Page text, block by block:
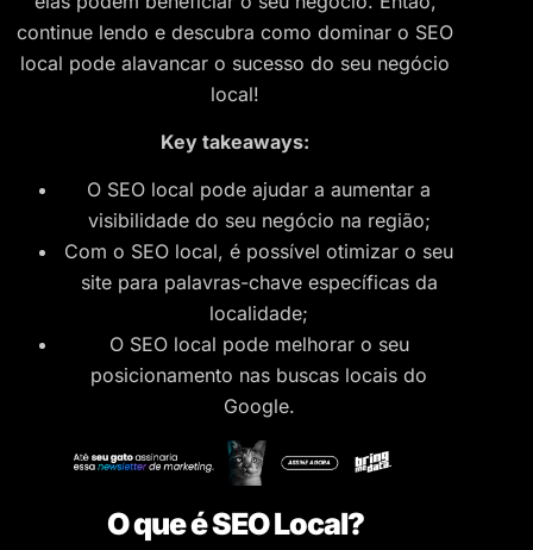
continue lendo e descubra como dominar o SEO
local pode alavancar o sucesso do seu negócio
local!
Key takeaways:
O SEO local pode ajudar a aumentar a
visibilidade do seu negócio na região;
Com o SEO local, é possível otimizar o seu
site para palavras-chave específicas da
localidade;
O SEO local pode melhorar o seu
posicionamento nas buscas locais do
Google.
O que é SEO Local?